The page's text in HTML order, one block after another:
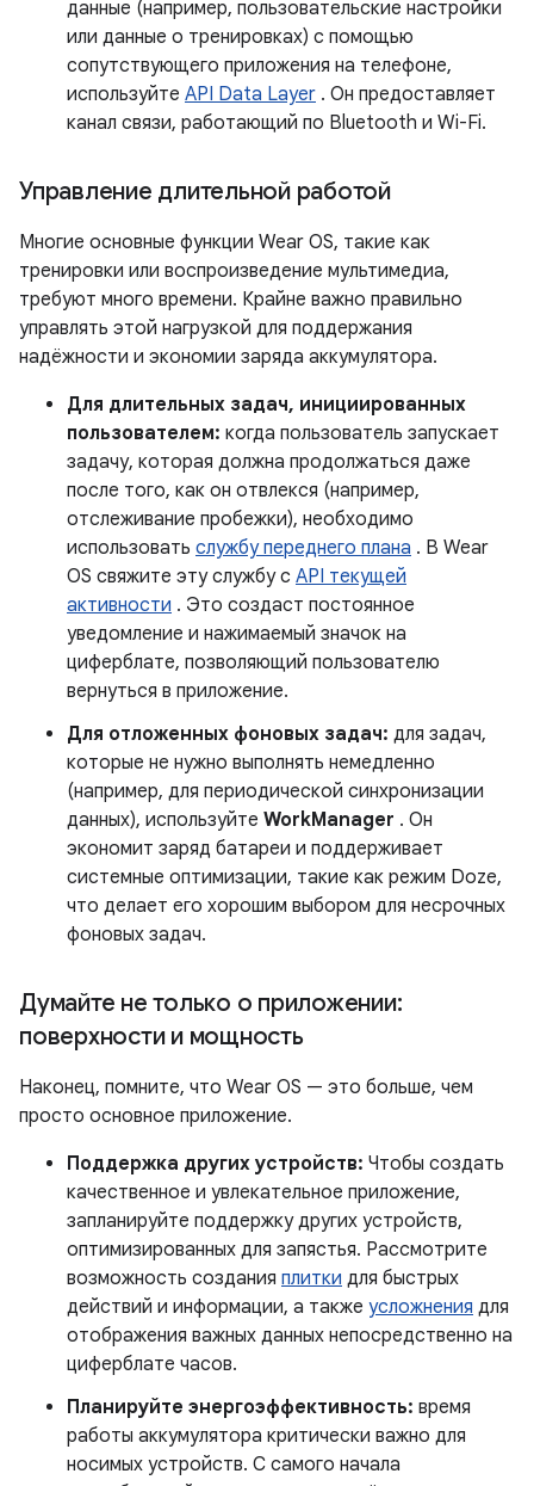
данные (например, пользовательские настройки
или данные о тренировках) с помощью
сопутствующего приложения на телефоне,
используйте API Data Layer . Он предоставляет
канал связи, работающий по Bluetooth и Wi-Fi.
Управление длительной работой
Многие основные функции Wear OS, такие как
тренировки или воспроизведение мультимедиа,
требуют много времени. Крайне важно правильно
управлять этой нагрузкой для поддержания
надёжности и экономии заряда аккумулятора.
Для длительных задач, инициированных
пользователем: когда пользователь запускает
задачу, которая должна продолжаться даже
после того, как он отвлекся (например,
отслеживание пробежки), необходимо
использовать службу переднего плана . В Wear
OS свяжите эту службу с API текущей
активности . Это создаст постоянное
уведомление и нажимаемый значок на
циферблате, позволяющий пользователю
вернуться в приложение.
Для отложенных фоновых задач: для задач,
которые не нужно выполнять немедленно
(например, для периодической синхронизации
данных), используйте WorkManager . Он
экономит заряд батареи и поддерживает
системные оптимизации, такие как режим Doze,
что делает его хорошим выбором для несрочных
фоновых задач.
Думайте не только о приложении:
поверхности и мощность
Наконец, помните, что Wear OS — это больше, чем
просто основное приложение.
Поддержка других устройств: Чтобы создать
качественное и увлекательное приложение,
запланируйте поддержку других устройств,
оптимизированных для запястья. Рассмотрите
возможность создания плитки для быстрых
действий и информации, а также усложнения для
отображения важных данных непосредственно на
циферблате часов.
Планируйте энергоэффективность: время
работы аккумулятора критически важно для
носимых устройств. С самого начала